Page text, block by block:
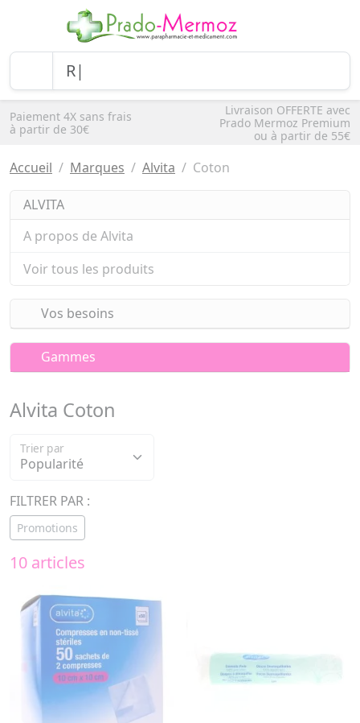
Paiement 4X sans frais
à partir de 30€
Livraison OFFERTE avec
Prado Mermoz Premium
ou à partir de 55€
Accueil Marques Alvita Coton
ALVITA
A propos de Alvita
Voir tous les produits
Vos besoins
Gammes
Alvita Coton
Trier par
FILTRER PAR :
Promotions
10 articles